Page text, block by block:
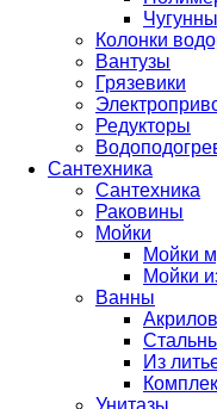
Колонки
Вантузы
Грязевики
Редукторы
Сантехника
Сантехника
Раковины
Мойки
Мойки
Мойки
Ванны
Из